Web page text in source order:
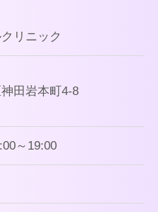
リニック
田岩本町4-8
～19:00